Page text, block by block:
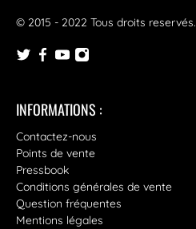
© 2015 - 2022 Tous droits reservés.
INFORMATIONS :
Contactez-nous
Points de vente
Pressbook
Conditions générales de vente
Question fréquentes
Mentions légales